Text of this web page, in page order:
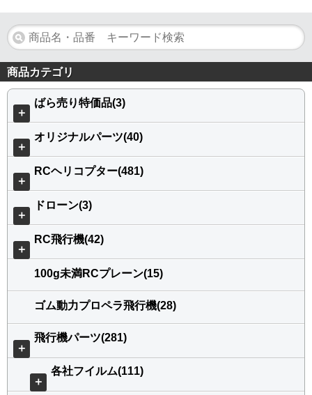
商品カテゴリ
＋
ばら売り特価品(3)
＋
オリジナルパーツ(40)
＋
RCヘリコプター(481)
＋
ドローン(3)
＋
RC飛行機(42)
100g未満RCプレーン(15)
ゴム動力プロペラ飛行機(28)
＋
飛行機パーツ(281)
＋
各社フイルム(111)